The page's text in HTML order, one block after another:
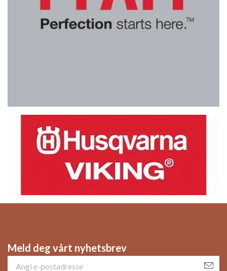
Meld deg vårt nyhetsbrev